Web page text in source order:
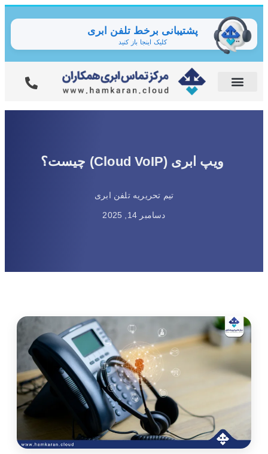
پشتیبانی برخط تلفن ابری
کلیک اینجا باز کنید
ویپ ابری (Cloud VoIP) چیست؟
تیم تحریریه تلفن ابری
دسامبر 14, 2025